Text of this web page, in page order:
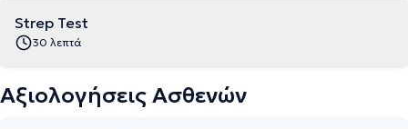
Strep Test
30 λεπτά
Αξιολογήσεις Ασθενών